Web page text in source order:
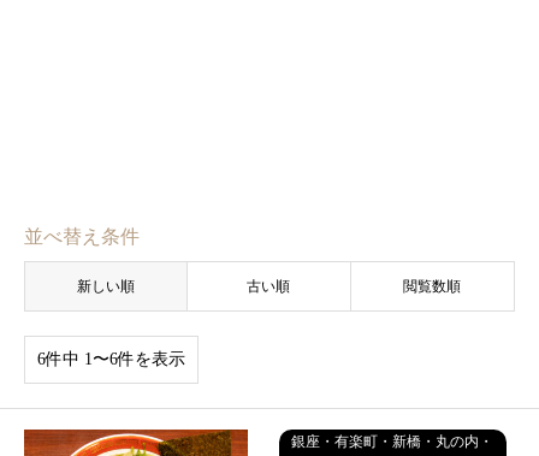
並べ替え条件
新しい順 古い順 閲覧数順
6件中 1〜6件を表示
銀座・有楽町・新橋・丸の内・